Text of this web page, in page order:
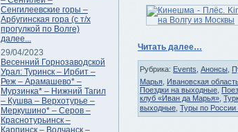
Сенгилеевские горы –
Арбугинская гора (с т/х
прогулкой по Волге)
далее...
29/04/2023
Весенний Горнозаводской
Урал: Туринск – Ирбит –
Реж – Арамашево* –
Мурзинка* – Нижний Тагил
– Кушва – Верхотурье –
Меркушино* – Серов –
Краснотурьинск –
Карпинск – Волчанск –
Читать далее…
Рубрика: Events Анонсы
Марья Ивановская
Поездки на выходные
клуб «Иван да Марья»
выходные Туры по